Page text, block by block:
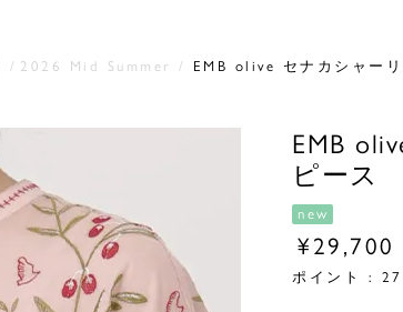
2026 Mid Summer EMB olive セナカシャー
EMB
ピース
new
¥29,700
ポイント :